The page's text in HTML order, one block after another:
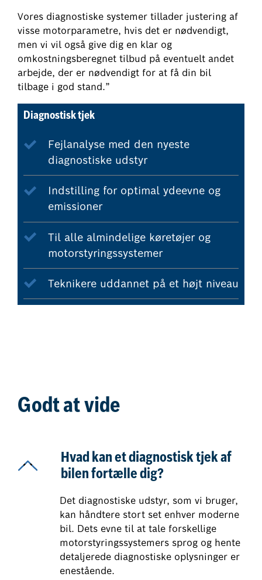
Vores diagnostiske systemer tillader justering af
visse motorparametre, hvis det er nødvendigt,
men vi vil også give dig en klar og
omkostningsberegnet tilbud på eventuelt andet
arbejde, der er nødvendigt for at få din bil
tilbage i god stand.”
Diagnostisk tjek
Fejlanalyse med den nyeste
diagnostiske udstyr
Indstilling for optimal ydeevne og
emissioner
Til alle almindelige køretøjer og
motorstyringssystemer
Teknikere uddannet på et højt niveau
Godt at vide
Hvad kan et diagnostisk tjek af
bilen fortælle dig?
Det diagnostiske udstyr, som vi bruger,
kan håndtere stort set enhver moderne
bil. Dets evne til at tale forskellige
motorstyringssystemers sprog og hente
detaljerede diagnostiske oplysninger er
enestående.